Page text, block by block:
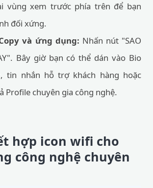
vùng xem trước phía trên để bạn
đối xứng.
và ứng dụng: Nhấn nút "SAO
Bây giờ bạn có thể dán vào Bio
tin nhắn hỗ trợ khách hàng hoặc
Profile chuyên gia công nghệ.
hợp icon wifi cho
công nghệ chuyên